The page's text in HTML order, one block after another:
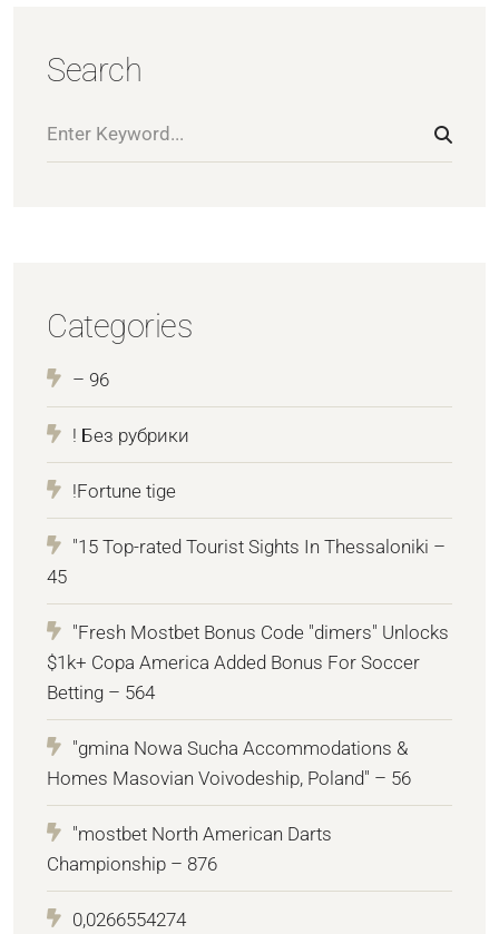
Search
Categories
– 96
! Без рубрики
!Fortune tige
"15 Top-rated Tourist Sights In Thessaloniki –
45
"Fresh Mostbet Bonus Code "dimers" Unlocks
$1k+ Copa America Added Bonus For Soccer
Betting – 564
"gmina Nowa Sucha Accommodations &
Homes Masovian Voivodeship, Poland" – 56
"mostbet North American Darts
Championship – 876
0,0266554274